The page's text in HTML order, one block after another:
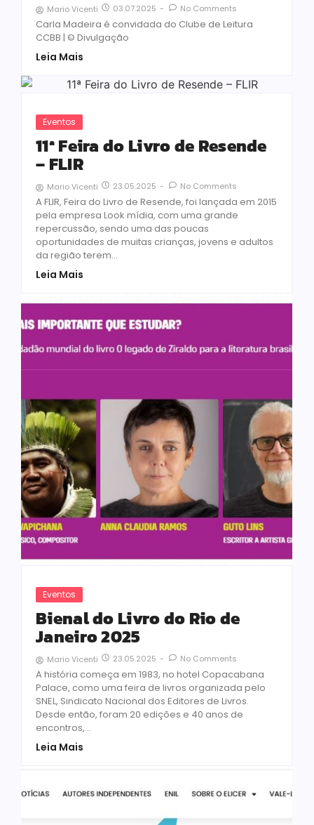
Mario Vicenti 03.07.2025 - No Comments
Carla Madeira é convidada do Clube de Leitura
CCBB | © Divulgação
Leia Mais
Eventos
11ª Feira do Livro de Resende
– FLIR
Mario Vicenti 23.05.2025 - No Comments
A FLIR, Feira do Livro de Resende, foi lançada em 2015
pela empresa Look mídia, com uma grande
repercussão, sendo uma das poucas
oportunidades de muitas crianças, jovens e adultos
da região terem...
Leia Mais
Eventos
Bienal do Livro do Rio de
Janeiro 2025
Mario Vicenti 23.05.2025 - No Comments
A história começa em 1983, no hotel Copacabana
Palace, como uma feira de livros organizada pelo
SNEL, Sindicato Nacional dos Editores de Livros.
Desde então, foram 20 edições e 40 anos de
encontros,...
Leia Mais